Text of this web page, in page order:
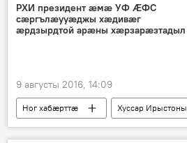
РХИ президент ӕмӕ УФ ӔФС
сӕргълӕууӕджы хӕдивӕг
ӕрдзырдтой арӕны хӕрзарӕзтадыл
9 августы 2016, 14:09
Ног хабӕрттӕ Хуссар Ирыстоны